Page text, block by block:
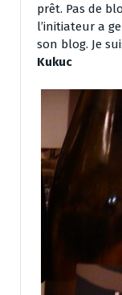
prêt. Pas de
l’initiateur a
son blog. Je
Kukuc